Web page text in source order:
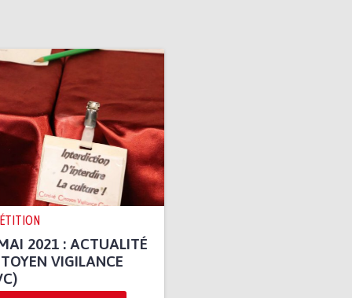
2021 : ACTUALITÉ
VIGILANCE